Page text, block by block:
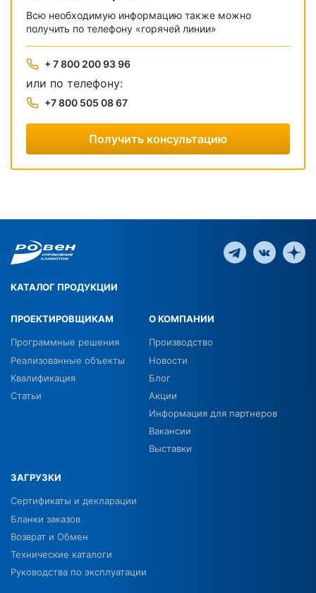
Всю необходимую информацию также можно
получить по телефону «горячей линии»
+ 7 800 200 93 96
или по телефону:
+7 800 505 08 67
Получить консультацию
КАТАЛОГ ПРОДУКЦИИ
ПРОЕКТИРОВЩИКАМ
Программные решения
Реализованные объекты
Квалификация
Статьи
О КОМПАНИИ
Производство
Новости
Блог
Акции
Информация для партнеров
Вакансии
Выставки
ЗАГРУЗКИ
Сертификаты и декларации
Бланки заказов
Возврат и Обмен
Технические каталоги
Руководства по эксплуатации